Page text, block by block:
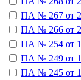
ПА № 267 от
ПА № 266 от
ПА № 254 от
ПА № 249 от
ПА № 245 от